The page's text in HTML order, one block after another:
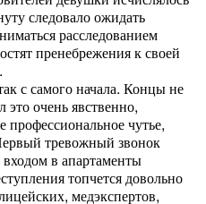
следовало ожидать
расследованием
пренебрежения к своей
с самого начала. Концы не
это очень явственно,
профессиональное чутье,
тревожный звонок
в апартаменты
топчется довольно
медэкспертов,